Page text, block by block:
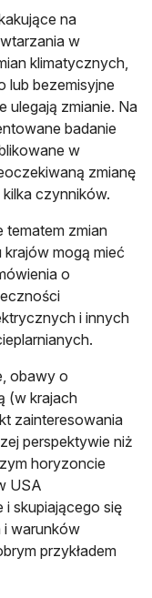
na
w
klimatycznych,
lub bezemisyjne
ulegają zmianie. Na
badanie
w
zmianę
czynników.
tematem zmian
mogą mieć
o
i innych
obawy o
(w krajach
zainteresowania
perspektywie niż
horyzoncie
USA
skupiającego się
i warunków
przykładem